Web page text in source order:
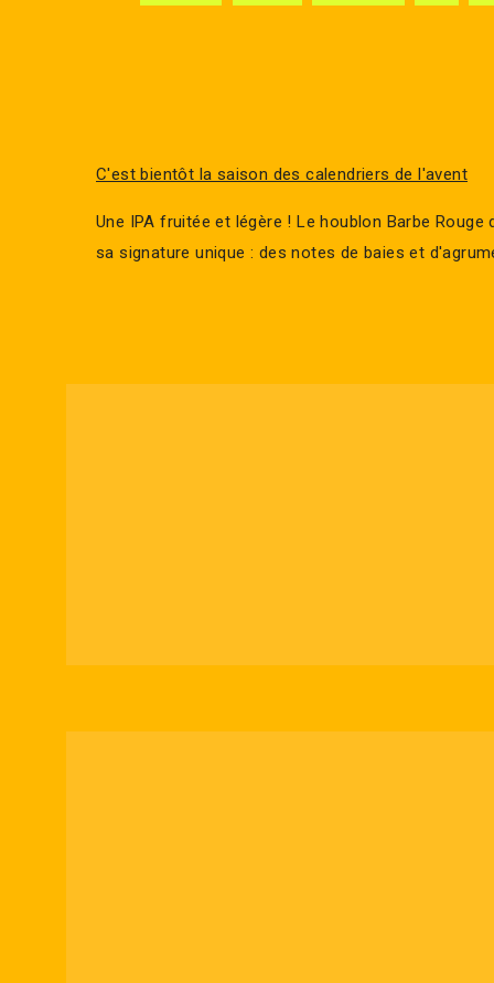
C'est bientôt la saison des calendriers de l'avent
Une IPA fruitée et légère ! Le houblon Barbe Rouge
sa signature unique : des notes de baies et